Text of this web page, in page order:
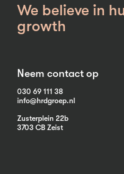
We believe in
growth
Neem contact op
030 69 111 38
info@hrdgroep.nl
Zusterplein 22b
3703 CB Zeist